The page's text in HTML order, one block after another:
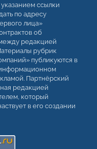
ссылки
по адресу
лица»
об
редакцией
рубрик
публикуются в
Партнёрский
редакцией
который
в его создании